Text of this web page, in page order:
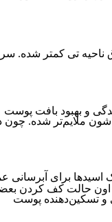
و بهبود بافت پوست
اسیدها برای
و تسکین‌دهنده پوست
تی کمتر شده.
ملایم‌تر شده.
حالت کف کردن